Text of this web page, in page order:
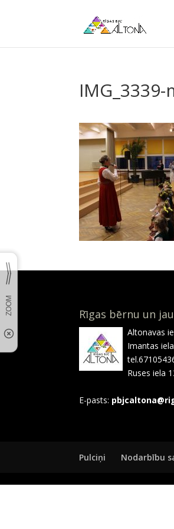
IMG_3339-
Rīgas bērnu un
Altonavas
Imantas
Ruses iela
E-pasts:
Pulciņi Nodarbību